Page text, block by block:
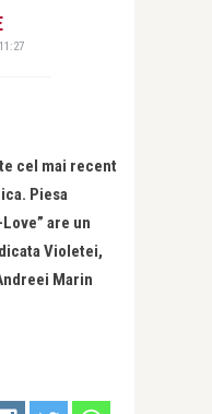
cel mai recent
Piesa
are un
Violetei,
Marin